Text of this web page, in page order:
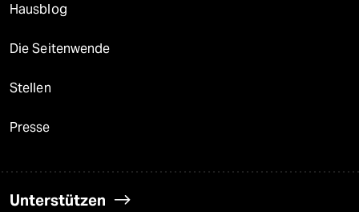
Hausblog
Die Seitenwende
Stellen
Presse
Unterstützen